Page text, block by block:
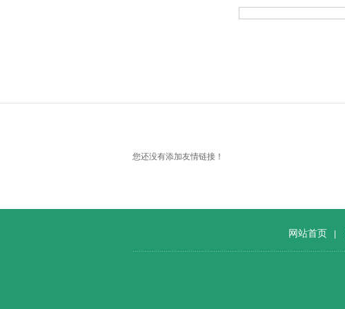
您还没有添加友情链接！
网站首页 |